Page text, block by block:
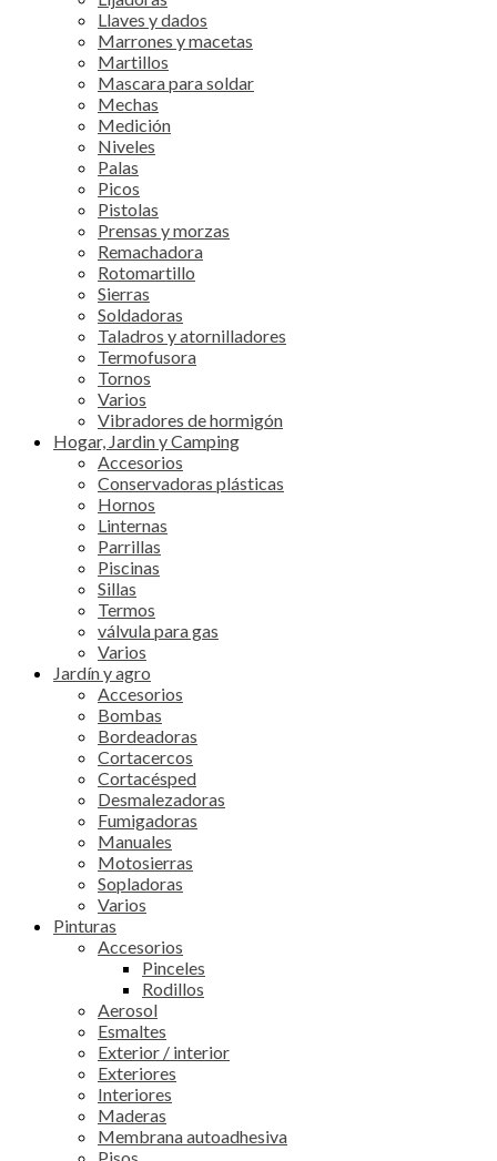
Llaves y dados
Marrones y macetas
Martillos
Mascara para soldar
Mechas
Medición
Niveles
Palas
Picos
Pistolas
Prensas y morzas
Remachadora
Rotomartillo
Sierras
Soldadoras
Taladros y atornilladores
Termofusora
Tornos
Varios
Vibradores de hormigón
Hogar, Jardin y Camping
Accesorios
Conservadoras plásticas
Hornos
Linternas
Parrillas
Piscinas
Sillas
Termos
válvula para gas
Varios
Jardín y agro
Accesorios
Bombas
Bordeadoras
Cortacercos
Cortacésped
Desmalezadoras
Fumigadoras
Manuales
Motosierras
Sopladoras
Varios
Pinturas
Accesorios
Pinceles
Rodillos
Aerosol
Esmaltes
Exterior / interior
Exteriores
Interiores
Maderas
Membrana autoadhesiva